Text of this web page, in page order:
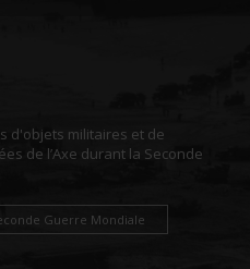
d'objets militaires et de
de l’Axe durant la Seconde
Guerre Mondiale